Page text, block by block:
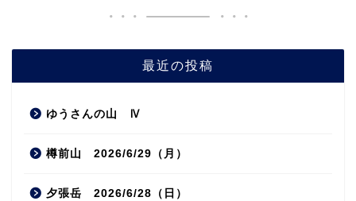
最近の投稿
ゆうさんの山 Ⅳ
樽前山 2026/6/29（月）
夕張岳 2026/6/28（日）